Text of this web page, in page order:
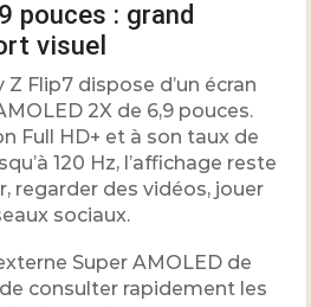
pouces : grand
visuel
Z Flip7 dispose d’un écran
2X de 6,9 pouces.
Full HD+ et à son taux de
120 Hz, l’affichage reste
regarder des vidéos, jouer
sociaux.
Super AMOLED de
consulter rapidement les